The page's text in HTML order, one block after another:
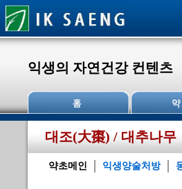
익생의 자연건강 컨텐츠
대조(大棗) / 대추나무
약초메인 익생양술처방